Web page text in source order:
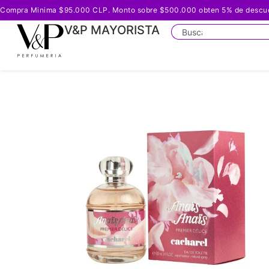
Compra Minima $95.000 CLP. Monto sobre $500.000 obten 5% de
V&P MAYORISTA